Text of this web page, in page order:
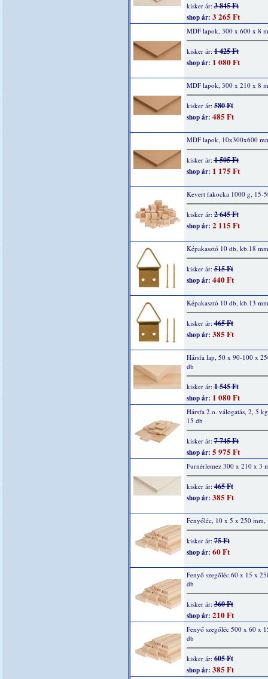
kisker ár:3 845 Ft
shop ár: 3 265 Ft
MDF lapok, 300 x 600 x 8
kisker ár:1 425 Ft
shop ár: 1 080 Ft
MDF lapok, 300 x 210 x 8
kisker ár:580 Ft
shop ár: 485 Ft
MDF lapok, 10x300x600
kisker ár:1 505 Ft
shop ár: 1 175 Ft
Kevert fakocka 1000 g, 15-
kisker ár:2 645 Ft
shop ár: 2 115 Ft
Képakasztó 10 db, kb.18 mm
kisker ár:515 Ft
shop ár: 440 Ft
Képakasztó 10 db, kb.13 mm
kisker ár:465 Ft
shop ár: 385 Ft
Hársfa lap, 50 x 90-100 x
db
kisker ár:1 545 Ft
shop ár: 1 080 Ft
Hársfa 2.o. válogatás, 2, 5
15 db
kisker ár:7 745 Ft
shop ár: 5 975 Ft
Furnérlemez 300 x 210 x 3
kisker ár:465 Ft
shop ár: 385 Ft
Fenyőléc, 10 x 5 x 250 mm,
kisker ár:75 Ft
shop ár: 60 Ft
Fenyő szegőléc 60 x 15 x
db
kisker ár:360 Ft
shop ár: 210 Ft
Fenyő szegőléc 500 x 60 x
db
kisker ár:605 Ft
shop ár: 385 Ft